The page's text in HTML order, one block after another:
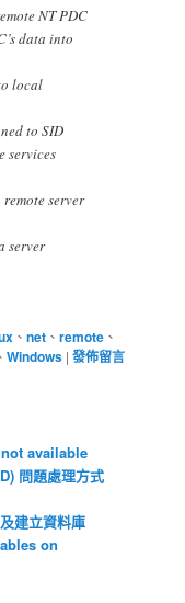
NT PDC
data into
local
to SID
services
server
server
、net 、remote 、
Windows |發佈留言
available
問題處理方式
建立資料庫
on